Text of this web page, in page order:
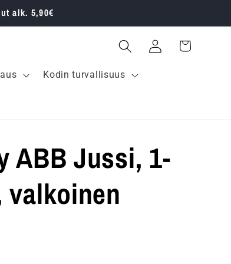
alk. 5,90€
Kodin turvallisuus
Kirjaudu
sisään
Ostoskori
ABB Jussi, 1-
valkoinen